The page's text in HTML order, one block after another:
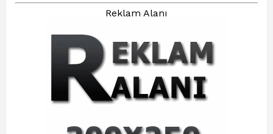
Reklam Alanı